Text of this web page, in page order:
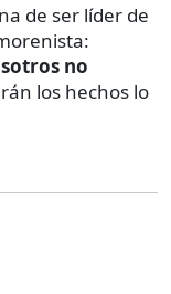
de ser líder de
no
los hechos lo